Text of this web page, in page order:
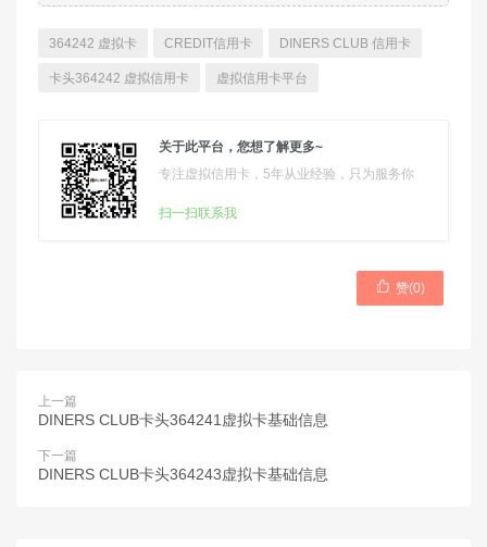
364242 虚拟卡 CREDIT信用卡 DINERS CLUB 信用卡
卡头364242 虚拟信用卡 虚拟信用卡平台
关于此平台，您想了解更多~
专注虚拟信用卡，5年从业经验，只为服务你
扫一扫联系我
 赞(0)
上一篇
DINERS CLUB卡头364241虚拟卡基础信息
下一篇
DINERS CLUB卡头364243虚拟卡基础信息